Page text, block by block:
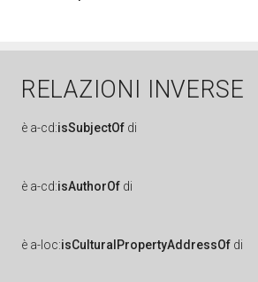
RELAZIONI INVERSE
è a-cd:isSubjectOf di
è a-cd:isAuthorOf di
è a-loc:isCulturalPropertyAddressOf di